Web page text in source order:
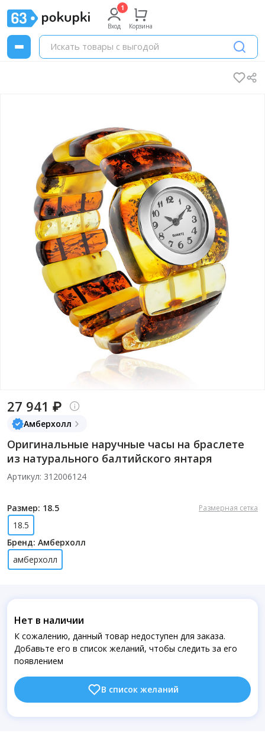
Вход Корзина
27 941 ₽
Амберхолл
Оригинальные наручные часы на браслете
из натурального балтийского янтаря
Артикул: 312006124
Размер: 18.5 Размерная сетка
18.5
Бренд: Амберхолл
амберхолл
Нет в наличии
К сожалению, данный товар недоступен для заказа.
Добавьте его в список желаний, чтобы следить за его
появлением
В список желаний